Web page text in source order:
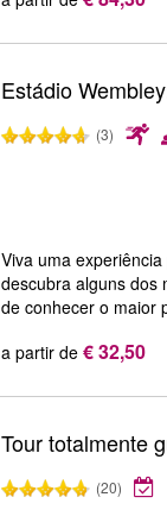
Estádio
(3)
Viva uma
descubra alguns dos
de conhecer o maior
a partir de € 32,50
Tour totalmente
(20)